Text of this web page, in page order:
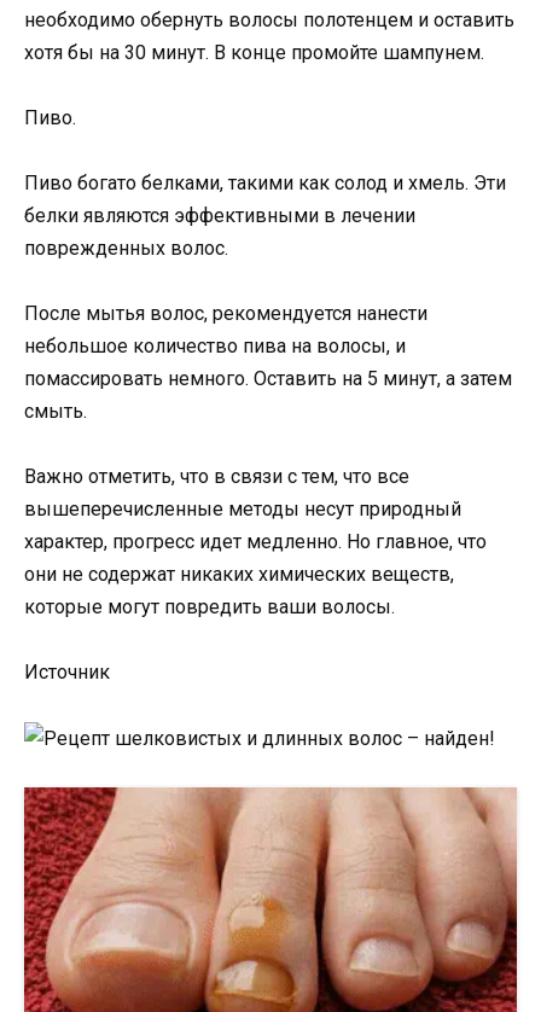
необходимо обернуть волосы полотенцем и оставить
хотя бы на 30 минут. В конце промойте шампунем.
Пиво.
Пиво богато белками, такими как солод и хмель. Эти
белки являются эффективными в лечении
поврежденных волос.
После мытья волос, рекомендуется нанести
небольшое количество пива на волосы, и
помассировать немного. Оставить на 5 минут, а затем
смыть.
Важно отметить, что в связи с тем, что все
вышеперечисленные методы несут природный
характер, прогресс идет медленно. Но главное, что
они не содержат никаких химических веществ,
которые могут повредить ваши волосы.
Источник